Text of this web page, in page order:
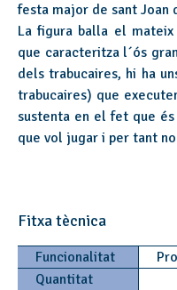
festa major de sant Joan
La figura balla el
que caracteritza l´ós
dels trabucaires, hi ha
trabucaires) que
sustenta en el fet que
que vol jugar i per tant
Fitxa tècnica
Funcionalitat
Quantitat